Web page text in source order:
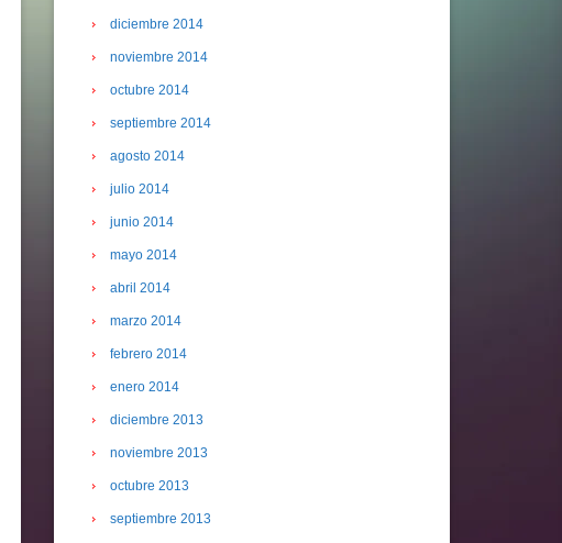
diciembre 2014
noviembre 2014
octubre 2014
septiembre 2014
agosto 2014
julio 2014
junio 2014
mayo 2014
abril 2014
marzo 2014
febrero 2014
enero 2014
diciembre 2013
noviembre 2013
octubre 2013
septiembre 2013